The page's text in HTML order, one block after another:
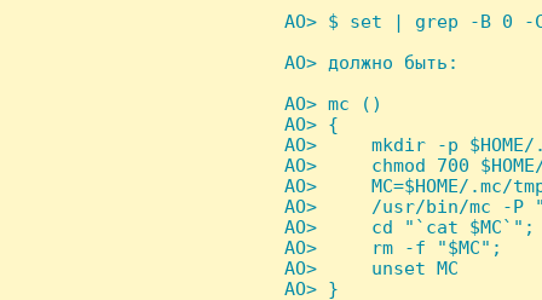
AO> $ set | grep -B 0
AO> должно быть:
AO> mc ()
  AO> {
AO>     mkdir -p
AO>     chmod 700
AO>     MC=$HOME/.mc/
AO>     /usr/bin/mc -P
  AO>     cd "`cat $MC`";
  AO>     rm -f "$MC";
  AO>     unset MC
  AO> }